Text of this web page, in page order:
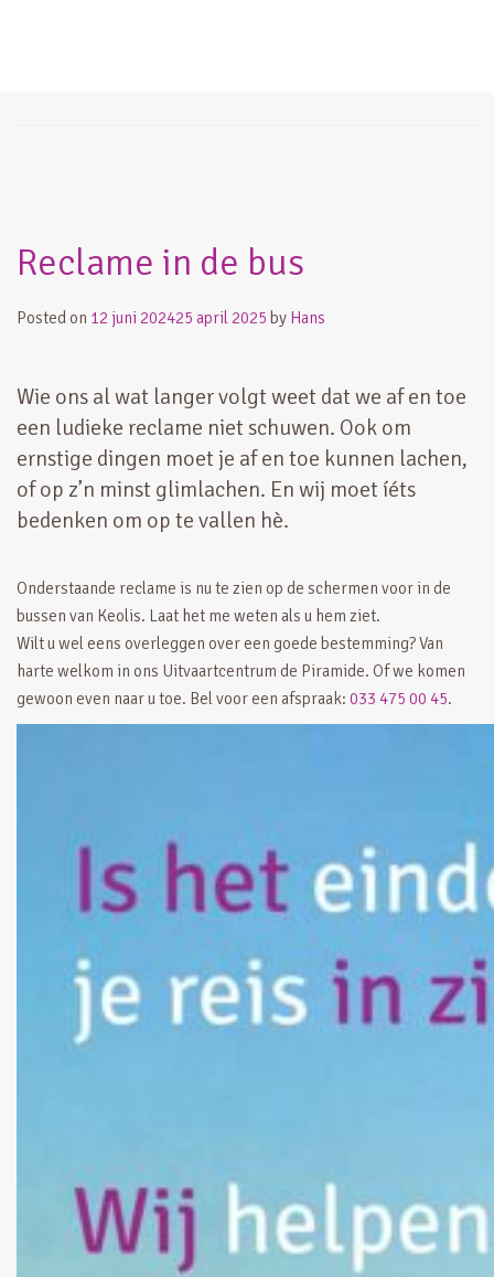
Reclame in de bus
Posted on 12 juni 202425 april 2025 by Hans
Wie ons al wat langer volgt weet dat we af en toe
een ludieke reclame niet schuwen. Ook om
ernstige dingen moet je af en toe kunnen lachen,
of op z’n minst glimlachen. En wij moet íéts
bedenken om op te vallen hè.
Onderstaande reclame is nu te zien op de schermen voor in de
bussen van Keolis. Laat het me weten als u hem ziet.
Wilt u wel eens overleggen over een goede bestemming? Van
harte welkom in ons Uitvaartcentrum de Piramide. Of we komen
gewoon even naar u toe. Bel voor een afspraak: 033 475 00 45.